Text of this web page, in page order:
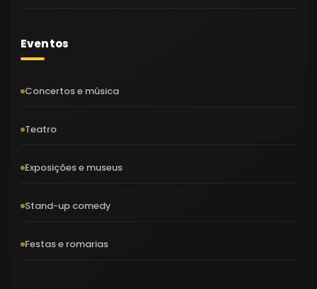
Eventos
Concertos e música
Teatro
Exposições e museus
Stand-up comedy
Festas e romarias